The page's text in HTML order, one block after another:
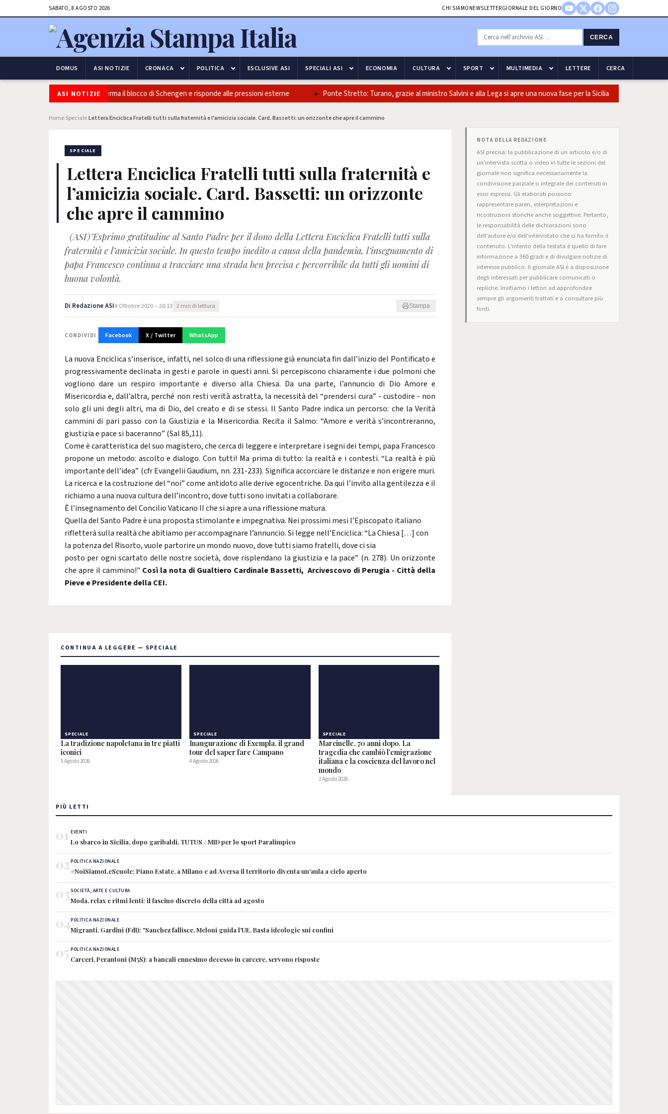
SABATO, 8 AGOSTO 2026 CHI SIAMO NEWSLETTERGIORNALE DEL GIORNO
CERCA
DOMUS ASI NOTIZIE CRONACA POLITICA ESCLUSIVE ASI SPECIALI ASI ECONOMIA CULTURA SPORT MULTIMEDIA LETTERE CERCA
ASI NOTIZIE
e frontiere: l’Italia conferma il blocco di Schengen e risponde alle pressioni esterne Ponte Stretto: Turano, grazie al ministro Salvini e alla Lega si apre una nuova fase per la Sicilia
Home SpecialeLettera Enciclica Fratelli tutti sulla fraternità e l’amicizia sociale. Card. Bassetti: un orizzonte che apre il cammino
SPECIALE
Lettera Enciclica Fratelli tutti sulla fraternità e
l’amicizia sociale. Card. Bassetti: un orizzonte
che apre il cammino
(ASI)"Esprimo gratitudine al Santo Padre per il dono della Lettera Enciclica Fratelli tutti sulla
fraternità e l’amicizia sociale. In questo tempo inedito a causa della pandemia, l’insegnamento di
papa Francesco continua a tracciare una strada ben precisa e percorribile da tutti gli uomini di
buona volontà.
Di Redazione ASI4 Ottobre 2020 – 20:13 2 min di lettura Stampa
CONDIVIDI Facebook X / Twitter WhatsApp
La nuova Enciclica s’inserisce, infatti, nel solco di una riflessione già enunciata fin dall’inizio del Pontificato e
progressivamente declinata in gesti e parole in questi anni. Si percepiscono chiaramente i due polmoni che
vogliono dare un respiro importante e diverso alla Chiesa. Da una parte, l’annuncio di Dio Amore e
Misericordia e, dall’altra, perché non resti verità astratta, la necessità del “prendersi cura” - custodire - non
solo gli uni degli altri, ma di Dio, del creato e di se stessi. Il Santo Padre indica un percorso: che la Verità
cammini di pari passo con la Giustizia e la Misericordia. Recita il Salmo: “Amore e verità s’incontreranno,
giustizia e pace si baceranno” (Sal 85,11).
Come è caratteristica del suo magistero, che cerca di leggere e interpretare i segni dei tempi, papa Francesco
propone un metodo: ascolto e dialogo. Con tutti! Ma prima di tutto: la realtà e i contesti. “La realtà è più
importante dell’idea” (cfr Evangelii Gaudium, nn. 231-233). Significa accorciare le distanze e non erigere muri.
La ricerca e la costruzione del “noi” come antidoto alle derive egocentriche. Da qui l’invito alla gentilezza e il
richiamo a una nuova cultura dell’incontro, dove tutti sono invitati a collaborare.
È l’insegnamento del Concilio Vaticano II che si apre a una riflessione matura.
Quella del Santo Padre è una proposta stimolante e impegnativa. Nei prossimi mesi l’Episcopato italiano
rifletterà sulla realtà che abitiamo per accompagnare l’annuncio. Si legge nell’Enciclica: “La Chiesa […] con
la potenza del Risorto, vuole partorire un mondo nuovo, dove tutti siamo fratelli, dove ci sia
posto per ogni scartato delle nostre società, dove risplendano la giustizia e la pace” (n. 278). Un orizzonte
che apre il cammino!" Così la nota di Gualtiero Cardinale Bassetti, Arcivescovo di Perugia - Città della
Pieve e Presidente della CEI.
NOTA DELLA REDAZIONE
ASI precisa: la pubblicazione di un articolo e/o di
un'intervista scritta o video in tutte le sezioni del
giornale non significa necessariamente la
condivisione parziale o integrale dei contenuti in
esso espressi. Gli elaborati possono
rappresentare pareri, interpretazioni e
ricostruzioni storiche anche soggettive. Pertanto,
le responsabilità delle dichiarazioni sono
dell'autore e/o dell'intervistato che ci ha fornito il
contenuto. L'intento della testata è quello di fare
informazione a 360 gradi e di divulgare notizie di
interesse pubblico. Il giornale ASI è a disposizione
degli interessati per pubblicare comunicati o
repliche. Invitiamo i lettori ad approfondire
sempre gli argomenti trattati e a consultare più
fonti.
CONTINUA A LEGGERE — SPECIALE
SPECIALE
La tradizione napoletana in tre piatti
iconici
5 Agosto 2026
SPECIALE
Inaugurazione di Exempla, il grand
tour del saper fare Campano
4 Agosto 2026
SPECIALE
Marcinelle, 70 anni dopo. La
tragedia che cambiò l’emigrazione
italiana e la coscienza del lavoro nel
mondo
2 Agosto 2026
PIÙ LETTI
01 EVENTI
Lo sbarco in Sicilia, dopo garibaldi, TUTUS / MID per lo sport Paralimpico
02POLITICA NAZIONALE
#NoiSiamoLeScuole: Piano Estate, a Milano e ad Aversa il territorio diventa un'aula a cielo aperto
03SOCIETÀ, ARTE E CULTURA
Moda, relax e ritmi lenti: il fascino discreto della città ad agosto
04POLITICA NAZIONALE
Migranti, Gardini (FdI): "Sanchez fallisce, Meloni guida l'UE. Basta ideologie sui confini
05 POLITICA NAZIONALE
Carceri, Perantoni (M5S): a bancali ennesimo decesso in carcere, servono risposte